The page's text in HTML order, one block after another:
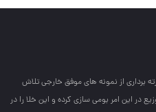
برداري از نمونه هاي موفق خارجي تلاش
در اين امر بومي سازي كرده و اين خلا را در